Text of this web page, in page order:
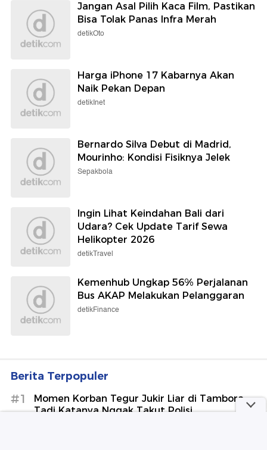
Jangan Asal Pilih Kaca Film, Pastikan
Bisa Tolak Panas Infra Merah
detikOto
Harga iPhone 17 Kabarnya Akan
Naik Pekan Depan
detikInet
Bernardo Silva Debut di Madrid,
Mourinho: Kondisi Fisiknya Jelek
Sepakbola
Ingin Lihat Keindahan Bali dari
Udara? Cek Update Tarif Sewa
Helikopter 2026
detikTravel
Kemenhub Ungkap 56% Perjalanan
Bus AKAP Melakukan Pelanggaran
detikFinance
Berita Terpopuler
#1
Momen Korban Tegur Jukir Liar di Tambora:
Tadi Katanya Nggak Takut Polisi